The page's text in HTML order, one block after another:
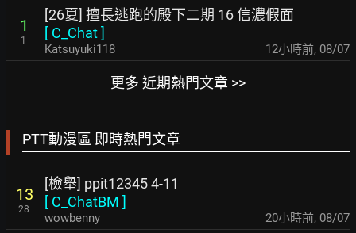
1
1
[26夏] 擅長逃跑的殿下二期 16 信濃假面
[ C_Chat]
Katsuyuki118 12小時前, 08/07
更多 近期熱門文章 >>
PTT動漫區 即時熱門文章
13
28
[檢舉] ppit12345 4-11
[ C_ChatBM ]
wowbenny 20小時前, 08/07